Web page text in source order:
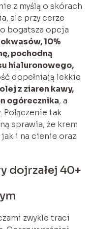
z myślą o skórach
ale przy cerze
bogatsza opcja
10%
pochodną
hialuronowego,
dopełniają lekkie
olej z ziaren kawy,
ogórecznika, a
. Połączenie tak
sprawia, że krem
jak i na cienie oraz
dojrzałej 40+
zwykle traci